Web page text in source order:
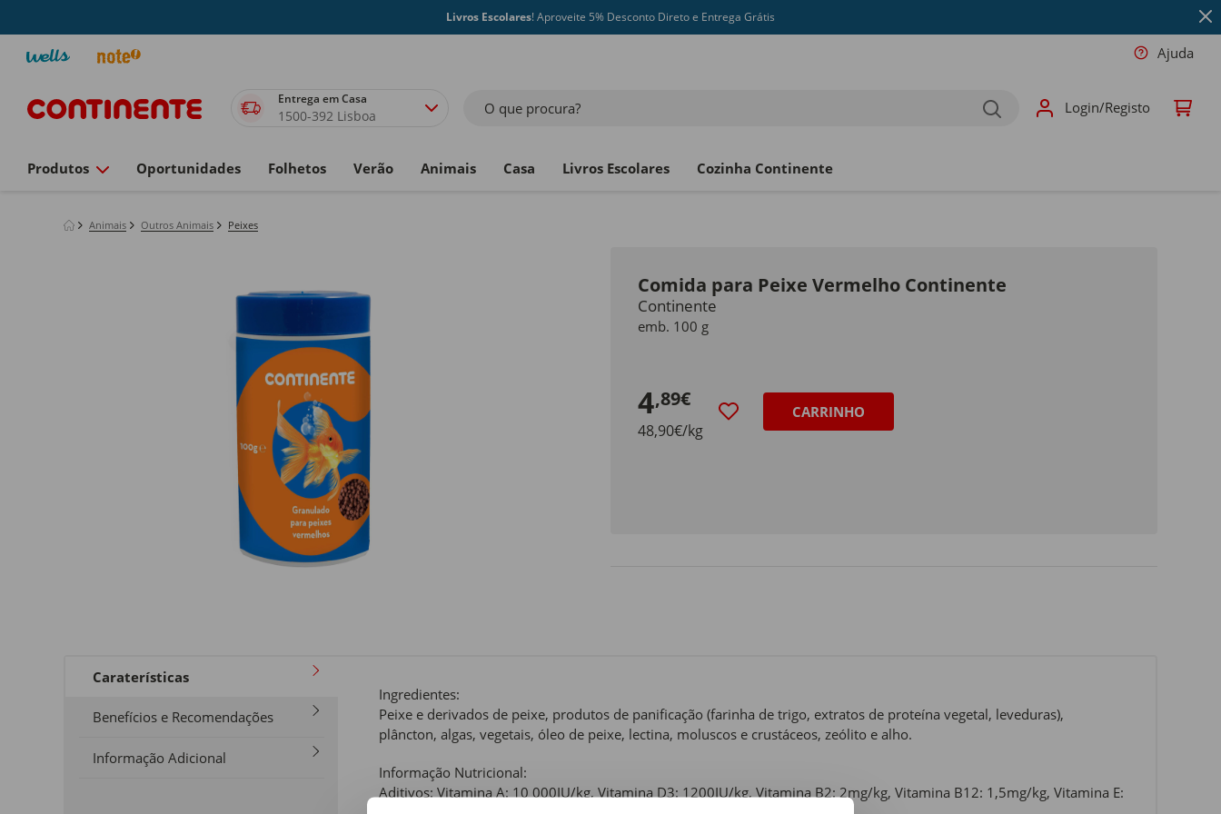
Livros Escolares! Aproveite 5% Desconto Direto e Entrega Grátis
Ajuda
Entrega em Casa
1500-392 Lisboa O que procura? Login/Registo
Produtos Oportunidades Folhetos Verão Animais Casa Livros Escolares Cozinha Continente
Animais Outros Animais Peixes
Comida para Peixe Vermelho Continente
Continente
emb. 100 g
4,89€
48,90€/kg
CARRINHO
Caraterísticas
Benefícios e Recomendações
Informação Adicional
Ingredientes:
Peixe e derivados de peixe, produtos de panificação (farinha de trigo, extratos de proteína vegetal, leveduras),
plâncton, algas, vegetais, óleo de peixe, lectina, moluscos e crustáceos, zeólito e alho.
Informação Nutricional:
Aditivos: Vitamina A: 10 000IU/kg, Vitamina D3: 1200IU/kg, Vitamina B2: 2mg/kg, Vitamina B12: 1,5mg/kg, Vitamina E: